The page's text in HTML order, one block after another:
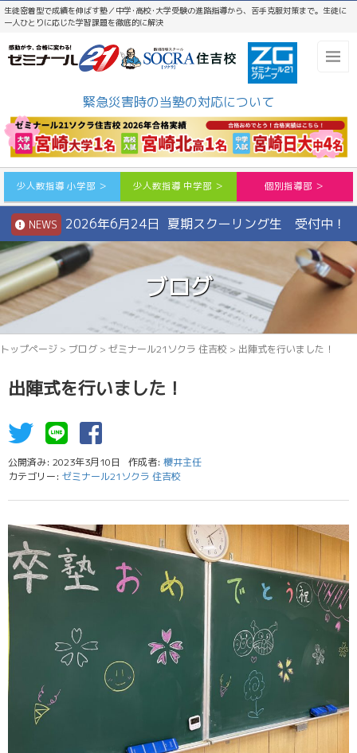
生徒密着型で成績を伸ばす塾／中学･高校･大学受験の進路指導から、苦手克服対策まで。生徒に
一人ひとりに応じた学習課題を徹底的に解決
緊急災害時の当塾の対応について
少人数指導 小学部 ＞ 少人数指導 中学部 ＞ 個別指導部 ＞
NEWS 2026年6月24日 夏期スクーリング生 受付中！
ブログ
トップページ > ブログ > ゼミナール21ソクラ 住吉校 > 出陣式を行いました！
出陣式を行いました！
公開済み: 2023年3月10日 作成者: 櫻井主任
カテゴリー: ゼミナール21ソクラ 住吉校